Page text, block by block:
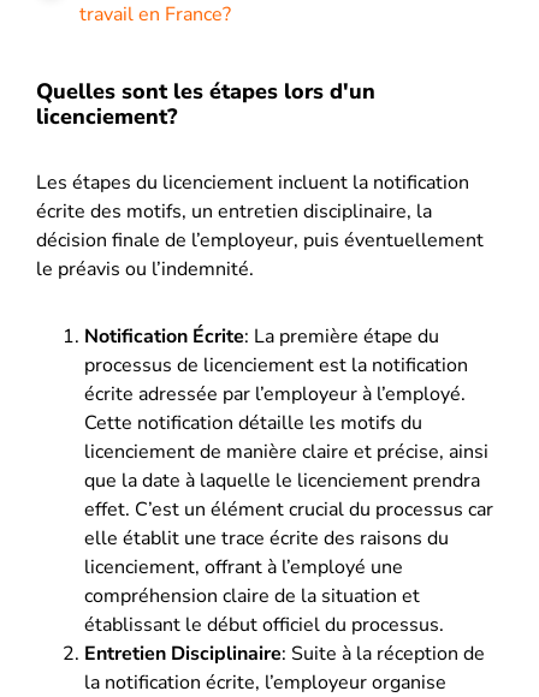
travail en France?
Quelles sont les étapes lors d'un
licenciement?
Les étapes du licenciement incluent la notification
écrite des motifs, un entretien disciplinaire, la
décision finale de l’employeur, puis éventuellement
le préavis ou l’indemnité.
Notification Écrite: La première étape du
processus de licenciement est la notification
écrite adressée par l’employeur à l’employé.
Cette notification détaille les motifs du
licenciement de manière claire et précise, ainsi
que la date à laquelle le licenciement prendra
effet. C’est un élément crucial du processus car
elle établit une trace écrite des raisons du
licenciement, offrant à l’employé une
compréhension claire de la situation et
établissant le début officiel du processus.
Entretien Disciplinaire: Suite à la réception de
la notification écrite, l’employeur organise